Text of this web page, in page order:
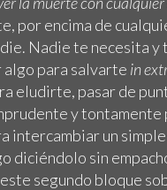
por encima de
Nadie te necesita y
algo para salvarte in
eludirte, pasar de
y tontamente
intercambiar un
diciéndolo sin
segundo bloque